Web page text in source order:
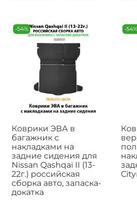
-54%
Коврики ЭВА в
багажник с
накладками на
задние сидения для
Nissan Qashqai II (13-
22г.) российская
сборка авто, запаска-
докатка
-54%